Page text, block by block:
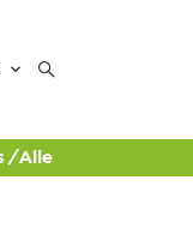
/ Alle